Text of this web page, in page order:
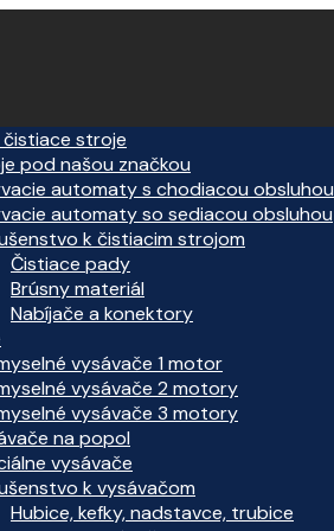
čistiace stroje
pod našou značkou
automaty s chodiacou obsluhou
automaty so sediacou obsluhou
k čistiacim strojom
Čistiace pady
Brúsny materiál
Nabíjače a konektory
vysávače 1 motor
vysávače 2 motory
vysávače 3 motory
na popol
vysávače
k vysávačom
Hubice, kefky, nadstavce, trubice